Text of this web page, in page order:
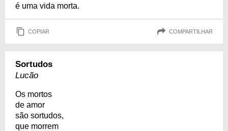
é uma vida morta.
COPIAR COMPARTILHAR
Sortudos
Lucão
Os mortos
de amor
são sortudos,
que morrem